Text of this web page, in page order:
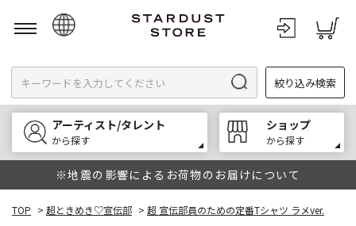
English
한국어
中文
絞り込み検索
アーティスト/タレント
から探す
ショップ
から探す
※地震の影響によるお荷物のお届けについて
TOP > 超ときめき♡宣伝部 > 超 宣伝部員のための定番Tシャツ ラメver.